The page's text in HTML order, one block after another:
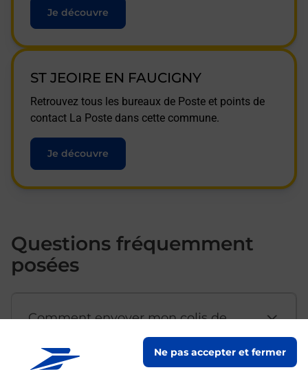
Ne pas accepter et fermer
Je découvre
ST JEOIRE EN FAUCIGNY
Retrouvez tous les bureaux de Poste et points de
contact La Poste dans cette commune.
Je découvre
Questions fréquemment
posées
Comment envoyer mon colis de